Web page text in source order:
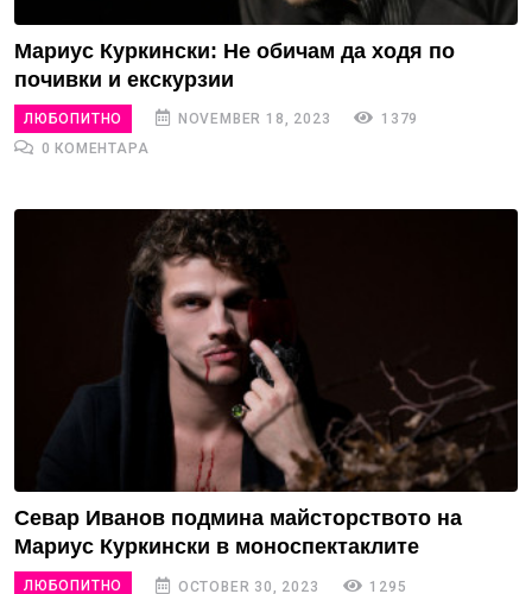
Мариус Куркински: Не обичам да ходя по
почивки и екскурзии
ЛЮБОПИТНО NOVEMBER 18, 2023
1379
0 КОМЕНТАРА
Севар Иванов подмина майсторството на
Мариус Куркински в моноспектаклите
ЛЮБОПИТНО OCTOBER 30, 2023
1295